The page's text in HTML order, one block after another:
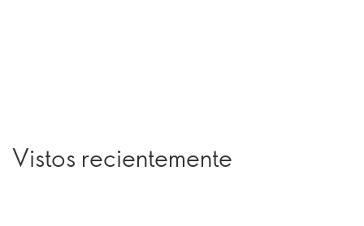
Vistos recientemente